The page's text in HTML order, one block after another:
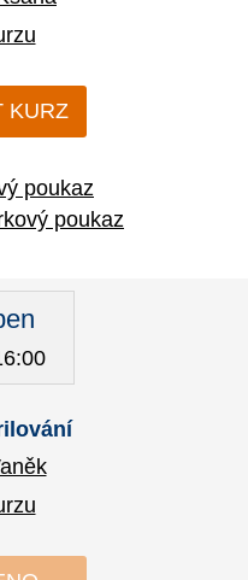
KURZ
poukaz
poukaz